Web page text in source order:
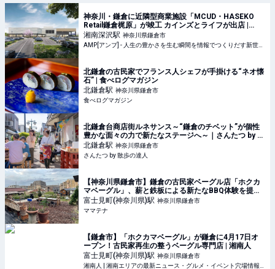
神奈川・鎌倉に近隣型商業施設「MCUD・HASEKO
Retail鎌倉梶原」が竣工 カインズとライフが出店 |
AMP[アンプ] - 人生の豊かさを生む瞬間を情報でつく
りだす新世代向けビジネスメディア
湘南深沢駅 神奈川県鎌倉市
北鎌倉の古民家でフランス人シェフが手掛ける“ネオ懐
石” | 食べログマガジン
北鎌倉駅 神奈川県鎌倉市
食べログマガジン
北鎌倉台商店街ルネサンス～“鎌倉のチベット”が個性
豊かな面々の力で新たなステージへ～｜さんたつ by 散
歩の達人
北鎌倉駅 神奈川県鎌倉市
さんたつ by 散歩の達人
【神奈川県鎌倉市】鎌倉の古民家ベーグル店「ホクカ
マベーグル」、薪と鉄板による新たなBBQ体験を提供 |
ママテナ
富士見町(神奈川県)駅 神奈川県鎌倉市
ママテナ
【鎌倉市】「ホクカマベーグル」が鎌倉に4月17日オ
ープン！古民家再生の整うベーグル専門店 | 湘南人
富士見町(神奈川県)駅 神奈川県鎌倉市